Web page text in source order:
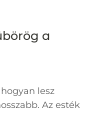
a
lesz
Az esték